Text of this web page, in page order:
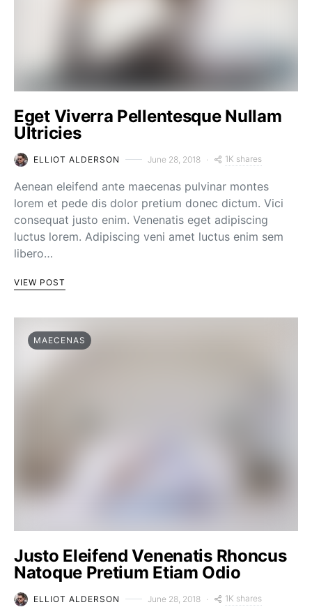
Eget Viverra Pellentesque Nullam
Ultricies
ELLIOT ALDERSON June 28, 2018 1K shares
Aenean eleifend ante maecenas pulvinar montes
lorem et pede dis dolor pretium donec dictum. Vici
consequat justo enim. Venenatis eget adipiscing
luctus lorem. Adipiscing veni amet luctus enim sem
libero…
VIEW POST
MAECENAS
Justo Eleifend Venenatis Rhoncus
Natoque Pretium Etiam Odio
ELLIOT ALDERSON June 28, 2018 1K shares